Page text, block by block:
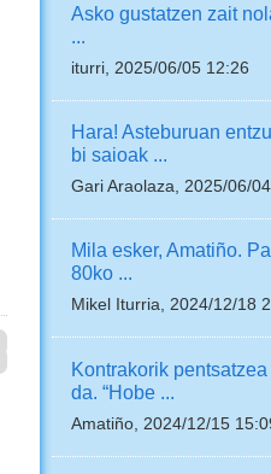
Asko gustatzen zait
...
iturri, 2025/06/05 12:26
Hara! Asteburuan
bi saioak ...
Gari Araolaza, 2025/06/
Mila esker, Amatiño.
80ko ...
Mikel Iturria, 2024/12/18
Kontrakorik
da. “Hobe ...
Amatiño, 2024/12/15